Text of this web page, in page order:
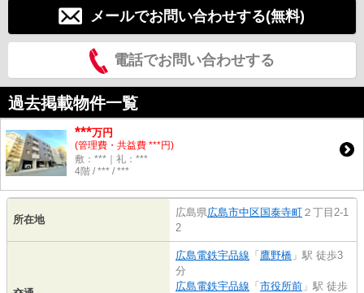
メールでお問い合わせする(無料)
電話でお問い合わせする
過去掲載物件一覧
***万円
(管理費・共益費 ***円)
敷：***｜礼：***
4階 / *** / ***
所在地
広島県広島市中区国泰寺町 ２丁目2-1
2
広島電鉄宇品線 「 鷹野橋 」駅 徒歩3
分
広島電鉄宇品線 「 市役所前 」駅 徒歩